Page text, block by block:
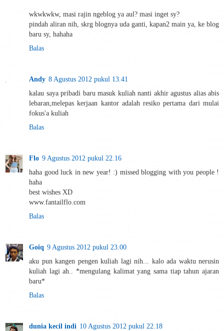
wkwkwkw, masi rajin ngeblog ya aul? masi inget sy?
pindah aliran nih, skrg blognya uda ganti, kapan2 main ya, ke blog
baru sy, hahaha
Balas
Andy 8 Agustus 2012 pukul 13.41
kalau saya pribadi baru masuk kuliah nanti akhir agustus alias abis
lebaran,melepas kerjaan kantor adalah resiko pertama dari mulai
fokus'a kuliah
Balas
Flo 9 Agustus 2012 pukul 22.16
haha good luck in new year! :) missed blogging with you people !
haha
best wishes XD
www.fantailflo.com
Balas
Goiq 9 Agustus 2012 pukul 23.00
aku pun kangen pengen kuliah lagi nih... kalo ada waktu nerusin
kuliah lagi ah.. *mengulang kalimat yang sama tiap tahun ajaran
baru*
Balas
dunia kecil indi 10 Agustus 2012 pukul 22.18